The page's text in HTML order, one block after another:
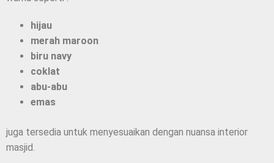
hijau
merah maroon
biru navy
coklat
abu-abu
emas
juga tersedia untuk menyesuaikan dengan nuansa interior
masjid.